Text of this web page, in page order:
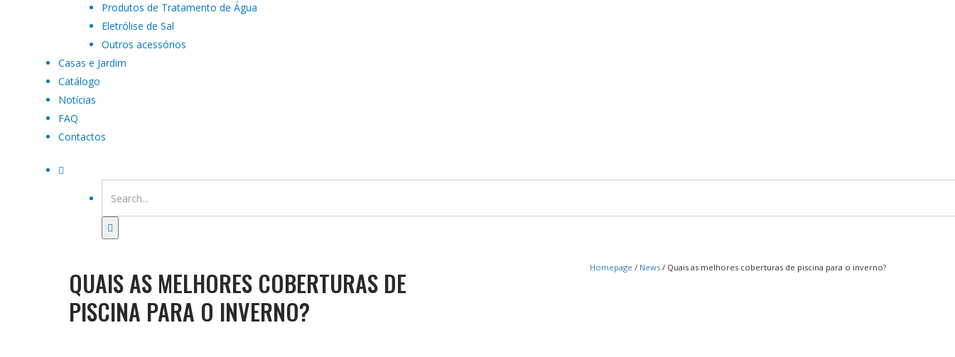
Produtos de Tratamento de Água
Eletrólise de Sal
Outros acessórios
Casas e Jardim
Catálogo
Notícias
FAQ
Contactos
QUAIS AS MELHORES COBERTURAS DE
PISCINA PARA O INVERNO?
Homepage / News / Quais as melhores coberturas de piscina para o inverno?